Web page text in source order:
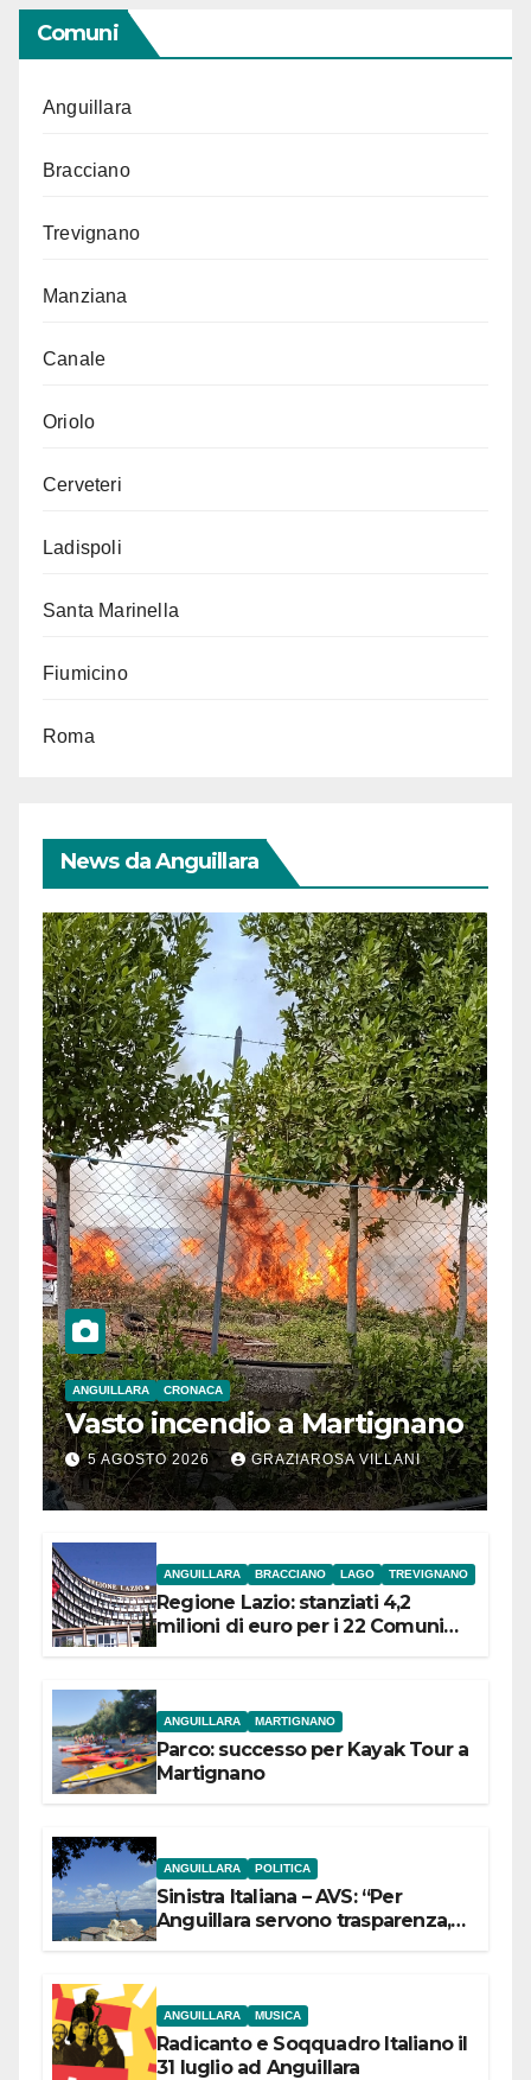
Comuni
Anguillara
Bracciano
Trevignano
Manziana
Canale
Oriolo
Cerveteri
Ladispoli
Santa Marinella
Fiumicino
Roma
News da Anguillara
ANGUILLARA CRONACA
Vasto incendio a Martignano
5 AGOSTO 2026 GRAZIAROSA VILLANI
ANGUILLARA BRACCIANO LAGO TREVIGNANO
Regione Lazio: stanziati 4,2
milioni di euro per i 22 Comuni
ANGUILLARA MARTIGNANO
Parco: successo per Kayak Tour a
Martignano
ANGUILLARA POLITICA
Sinistra Italiana – AVS: “Per
Anguillara servono trasparenza,
ANGUILLARA MUSICA
Radicanto e Soqquadro Italiano il
31 luglio ad Anguillara